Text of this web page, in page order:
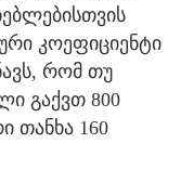
კოეფიციენტი
რომ თუ
გაქვთ 800
თანხა 160